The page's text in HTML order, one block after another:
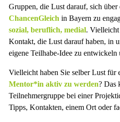
Gruppen, die Lust darauf, sich über
ChancenGleich in Bayern zu
sozial, beruflich, medial. Vielleicht
Kontakt, die Lust darauf haben, in
eigene Teilhabe-Idee zu entwickeln
Vielleicht haben Sie selber Lust für
Mentor*in aktiv zu werden? Das
Teilnehmergruppe bei einer
Tipps, Kontakten, einem Ort oder